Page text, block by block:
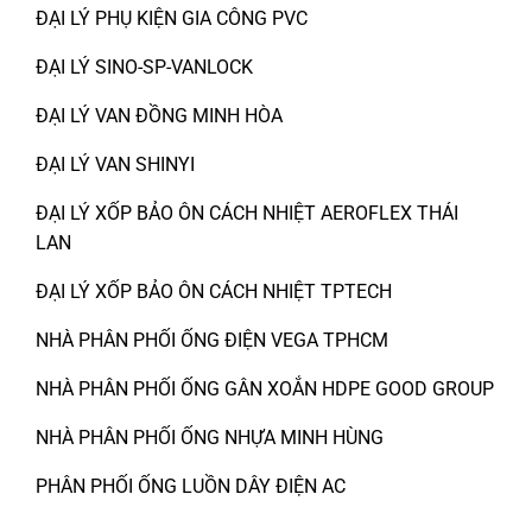
ĐẠI LÝ PHỤ KIỆN GIA CÔNG PVC
ĐẠI LÝ SINO-SP-VANLOCK
ĐẠI LÝ VAN ĐỒNG MINH HÒA
ĐẠI LÝ VAN SHINYI
ĐẠI LÝ XỐP BẢO ÔN CÁCH NHIỆT AEROFLEX THÁI
LAN
ĐẠI LÝ XỐP BẢO ÔN CÁCH NHIỆT TPTECH
NHÀ PHÂN PHỐI ỐNG ĐIỆN VEGA TPHCM
NHÀ PHÂN PHỐI ỐNG GÂN XOẮN HDPE GOOD GROUP
NHÀ PHÂN PHỐI ỐNG NHỰA MINH HÙNG
PHÂN PHỐI ỐNG LUỒN DÂY ĐIỆN AC